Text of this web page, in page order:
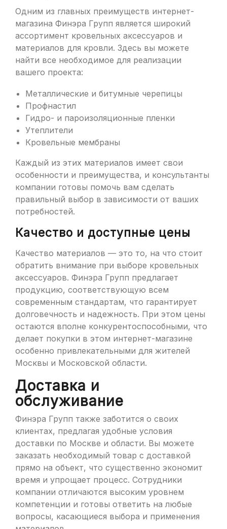
Одним из главных преимуществ интернет-
магазина Финэра Групп является широкий
ассортимент кровельных аксессуаров и
материалов для кровли. Здесь вы можете
найти все необходимое для реализации
вашего проекта:
Металлические и битумные черепицы
Профнастил
Гидро- и пароизоляционные пленки
Утеплители
Кровельные мембраны
Каждый из этих материалов имеет свои
особенности и преимущества, и консультанты
компании готовы помочь вам сделать
правильный выбор в зависимости от ваших
потребностей.
Качество и доступные цены
Качество материалов — это то, на что стоит
обратить внимание при выборе кровельных
аксессуаров. Финэра Групп предлагает
продукцию, соответствующую всем
современным стандартам, что гарантирует
долговечность и надежность. При этом цены
остаются вполне конкурентоспособными, что
делает покупки в этом интернет-магазине
особенно привлекательными для жителей
Москвы и Московской области.
Доставка и
обслуживание
Финэра Групп также заботится о своих
клиентах, предлагая удобные условия
доставки по Москве и области. Вы можете
заказать необходимый товар с доставкой
прямо на объект, что существенно экономит
время и упрощает процесс. Сотрудники
компании отличаются высоким уровнем
компетенции и готовы ответить на любые
вопросы, касающиеся выбора и применения